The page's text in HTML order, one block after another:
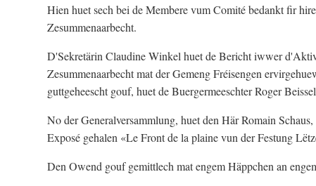
Hien huet sech bei de Membere vum Comité bedankt fir
Zesummenaarbecht.
D'Sekretärin Claudine Winkel huet de Bericht iwwer
Zesummenaarbecht mat der Gemeng Fréisengen
guttgeheescht gouf, huet de Buergermeeschter Roger
No der Generalversammlung, huet den Här Romain
Exposé gehalen «Le Front de la plaine vun der Festung
Den Owend gouf gemittlech mat engem Häppchen an